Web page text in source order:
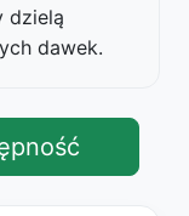
dzielą
dawek.